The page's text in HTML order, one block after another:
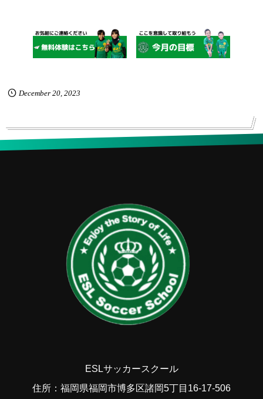
December 20, 2023
ESLサッカースクール
住所：福岡県福岡市博多区諸岡5丁目16-17-506